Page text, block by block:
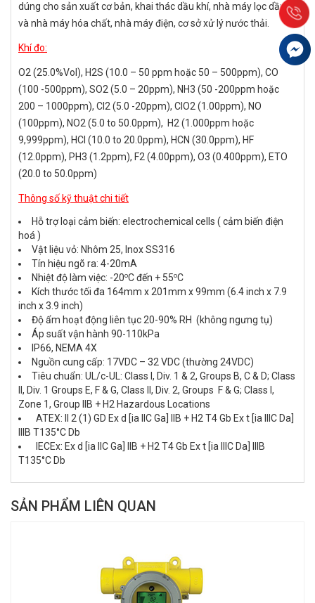
dúng cho sản xuất cơ bản, khai thác dầu khí, nhà máy lọc dầu
và nhà máy hóa chất, nhà máy điện, cơ sở xử lý nước thải.
Khí đo:
O2 (25.0%Vol), H2S (10.0 – 50 ppm hoặc 50 – 500ppm), CO
(100 -500ppm), SO2 (5.0 – 20ppm), NH3 (50 -200ppm hoặc
200 – 1000ppm), Cl2 (5.0 -20ppm), ClO2 (1.00ppm), NO
(100ppm), NO2 (5.0 to 50.0ppm), H2 (1.000ppm hoặc
9,999ppm), HCI (10.0 to 20.0ppm), HCN (30.0ppm), HF
(12.0ppm), PH3 (1.2ppm), F2 (4.00ppm), O3 (0.400ppm), ETO
(20.0 to 50.0ppm)
Thông số kỹ thuật chi tiết
Hỗ trợ loại cảm biến: electrochemical cells ( cảm biến điện
hoá )
Vật liệu vỏ: Nhôm 25, Inox SS316
Tín hiệu ngõ ra: 4-20mA
Nhiệt độ làm việc: -20oC đến + 55oC
Kích thước tối đa 164mm x 201mm x 99mm (6.4 inch x 7.9
inch x 3.9 inch)
Độ ẩm hoạt động liên tục 20-90% RH (không ngưng tụ)
Áp suất vận hành 90-110kPa
IP66, NEMA 4X
Nguồn cung cấp: 17VDC – 32 VDC (thường 24VDC)
Tiêu chuẩn: UL/c-UL: Class I, Div. 1 & 2, Groups B, C & D; Class
II, Div. 1 Groups E, F & G, Class II, Div. 2, Groups F & G; Class I,
Zone 1, Group IIB + H2 Hazardous Locations
ATEX: II 2 (1) GD Ex d [ia IIC Ga] IIB + H2 T4 Gb Ex t [ia IIIC Da]
IIIB T135°C Db
IECEx: Ex d [ia IIC Ga] IIB + H2 T4 Gb Ex t [ia IIIC Da] IIIB
T135°C Db
SẢN PHẨM LIÊN QUAN